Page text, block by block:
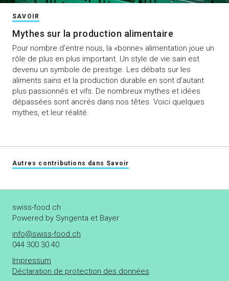
SAVOIR
Mythes sur la production alimentaire
Pour nombre d’entre nous, la «bonne» alimentation joue un
rôle de plus en plus important. Un style de vie sain est
devenu un symbole de prestige. Les débats sur les
aliments sains et la production durable en sont d’autant
plus passionnés et vifs. De nombreux mythes et idées
dépassées sont ancrés dans nos têtes. Voici quelques
mythes, et leur réalité.
Autres contributions dans Savoir
swiss-food.ch
Powered by Syngenta et Bayer
info@swiss-food.ch
044 300 30 40
Impressum
Déclaration de protection des données